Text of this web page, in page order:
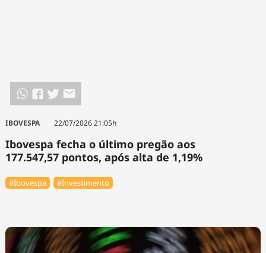
IBOVESPA 22/07/2026 21:05h
Ibovespa fecha o último pregão aos
177.547,57 pontos, após alta de 1,19%
#Ibovespa #Investimento